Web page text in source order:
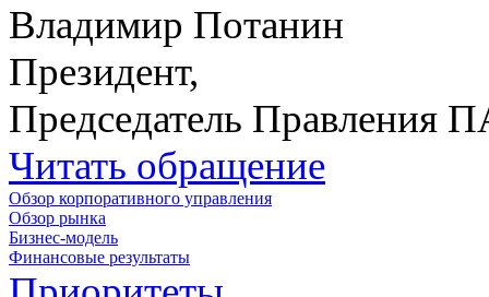
Владимир Потанин
Президент,
Председатель Правления
Читать обращение
Обзор корпоративного управления
Обзор рынка
Бизнес-модель
Финансовые результаты